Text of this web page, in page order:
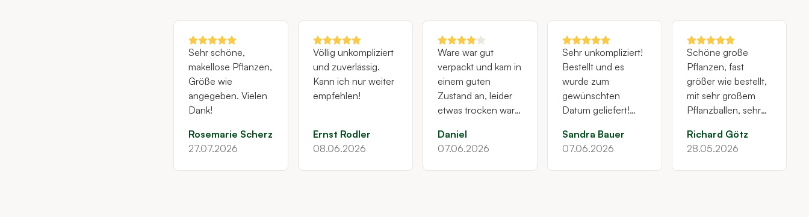
Sehr schöne,
makellose Pflanzen,
Größe wie
angegeben. Vielen
Dank!
Rosemarie Scherz
27.07.2026
Völlig unkompliziert
und zuverlässig.
Kann ich nur weiter
empfehlen!
Ernst Rodler
08.06.2026
Ware war gut
verpackt und kam in
einem guten
Zustand an, leider
etwas trocken war
Woche unterwegs
… ob das langzeit
folgen hat sieht
Daniel
Rackeseder
07.06.2026
Sehr unkompliziert!
Bestellt und es
wurde zum
gewünschten
Datum geliefert!
waren in der
angegebenen Höhe
und sind schön!
Sandra Bauer
07.06.2026
Schöne große
Pflanzen, fast
größer wie bestellt,
mit sehr großem
Pflanzballen, sehr
Richard Götz
28.05.2026